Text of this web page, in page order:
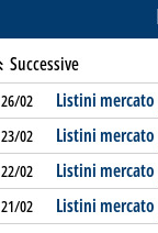
Successive
26/02 Listini
23/02 Listini
22/02 Listini
21/02 Listini